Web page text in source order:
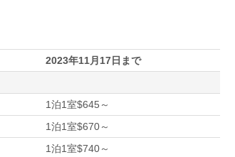
2023年11月17日まで
1泊1室$645～
1泊1室$670～
1泊1室$740～